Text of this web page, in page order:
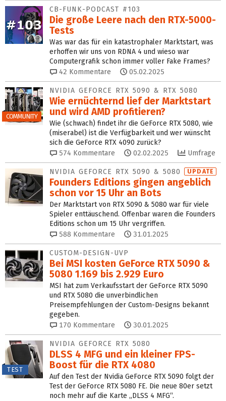
CB-FUNK-PODCAST #103
Die große Leere nach den RTX-5000-
Tests
Was war das für ein katastrophaler Marktstart, was
erhoffen wir uns von RDNA 4 und wieso war
Computergrafik schon immer voller Fake Frames?
42 Kommentare 05.02.2025
COMMUNITY
NVIDIA GEFORCE RTX 5090 & RTX 5080
Wie ernüchternd lief der Marktstart
und wird AMD profitieren?
Wie (schwach) findet ihr die GeForce RTX 5080, wie
(miserabel) ist die Verfügbarkeit und wer wünscht
sich die GeForce RTX 4090 zurück?
574 Kommentare 02.02.2025 Umfrage
NVIDIA GEFORCE RTX 5090 & 5080 UPDATE
Founders Editions gingen angeblich
schon vor 15 Uhr an Bots
Der Marktstart von RTX 5090 & 5080 war für viele
Spieler enttäuschend. Offenbar waren die Founders
Editions schon um 15 Uhr vergriffen.
588 Kommentare 31.01.2025
CUSTOM-DESIGN-UVP
Bei MSI kosten GeForce RTX 5090 &
5080 1.169 bis 2.929 Euro
MSI hat zum Verkaufsstart der GeForce RTX 5090
und RTX 5080 die unverbindlichen
Preisempfehlungen der Custom-Designs bekannt
gegeben.
170 Kommentare 30.01.2025
TEST
NVIDIA GEFORCE RTX 5080
DLSS 4 MFG und ein kleiner FPS-
Boost für die RTX 4080
Auf den Test der Nvidia GeForce RTX 5090 folgt der
Test der GeForce RTX 5080 FE. Die neue 80er setzt
noch mehr auf die Karte „DLSS 4 MFG“.